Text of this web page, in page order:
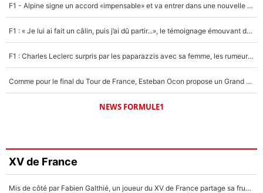
F1 - Alpine signe un accord «impensable» et va entrer dans une nouvelle dimension : Grande nouvelle pour Pierre Gasly !
F1 : « Je lui ai fait un câlin, puis j’ai dû partir...», le témoignage émouvant de Max Verstappen sur sa fille
F1 : Charles Leclerc surpris par les paparazzis avec sa femme, les rumeurs étaient vraies !
Comme pour le final du Tour de France, Esteban Ocon propose un Grand Prix de Formule 1 à Paris : «Autour de l’Arc de Triomphe, ce serait génial» !
NEWS FORMULE1
XV de France
Mis de côté par Fabien Galthié, un joueur du XV de France partage sa frustration : «ils ne me l’ont pas dit tout de suite»